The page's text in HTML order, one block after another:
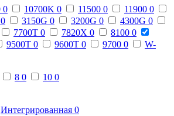
0 10700K 0 11500 0 11900 0
0 3150G 0 3200G 0 4300G 0
7700T 0 7820X 0 8100 0
9500T 0 9600T 0 9700 0
W-
8 0 10 0
Интегрированная 0